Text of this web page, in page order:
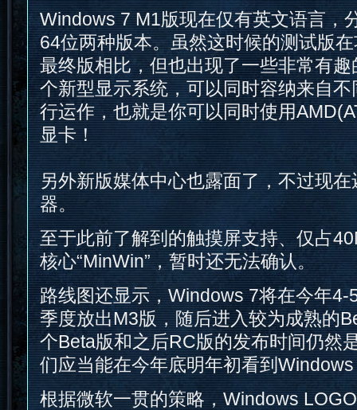
Windows 7 M1版现在仅有英文语言，
64位两种版本。虽然这时候的测试版
最终版相比，但也出现了一些非常有
个新型显示系统，可以同时容纳来自
行运作，也就是你可以同时使用
显卡！
另外新版媒体中心也露面了，不过现
器。
至于此前了解到的触摸屏支持、仅占
核心“MinWin”，暂时还无法确认。
路线图还显示，Windows 7将在今年4-
季度放出M3版，随后进入较为成熟的
个Beta版和之后RC版的发布时间仍然
们应当能在今年底明年初看到
根据微软一贯的策略，Windows